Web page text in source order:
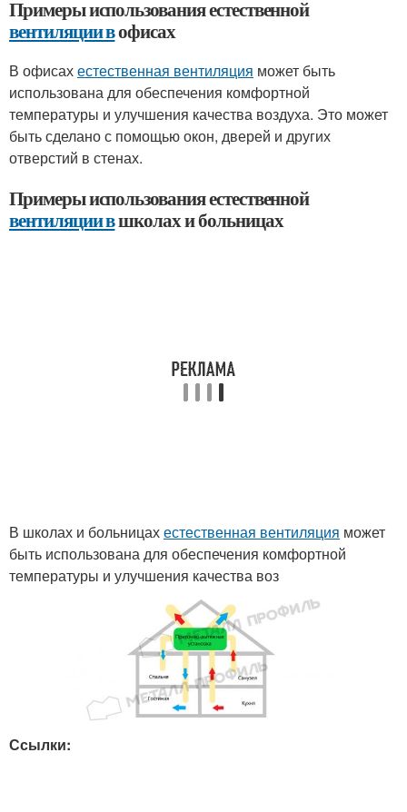
Примеры использования естественной
вентиляции вофисах
В офисахестественная вентиляция может быть
использована для обеспечения комфортной
температуры и улучшения качества воздуха. Это может
быть сделано с помощью окон, дверей и других
отверстий в стенах.
Примеры использования естественной
вентиляции вшколах и больницах
В школах и больницахестественная вентиляция может
быть использована для обеспечения комфортной
температуры и улучшения качества воз
Ссылки: